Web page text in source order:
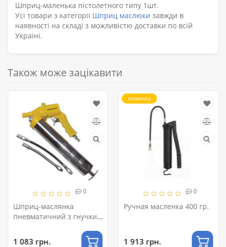
Шприц-маленька пістолетного типу 1шт.
Усі товари з категорії Шприц маслюки завжди в
наявності на складі з можливістю доставки по всій
Україні.
Також може зацікавити
0
Шприц-маслянка
пневматичний з гнучким
AT-6036
1 083 грн.
новинка
0
Ручная масленка 400 гр.
1 913 грн.